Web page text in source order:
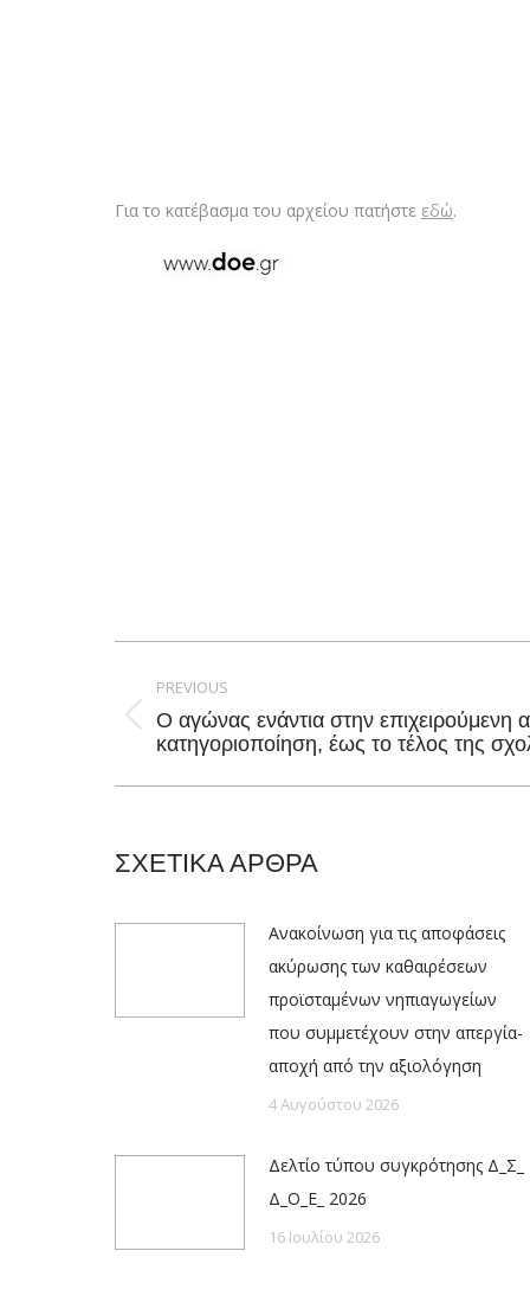
Για το κατέβασμα του αρχείου πατήστε εδώ.
navigation
PREVIOUS
Previous
Ο αγώνας ενάντια στην επιχειρούμενη
κατηγοριοποίηση, έως το τέλος της
ΣΧΕΤΙΚΑ ΑΡΘΡΑ
Ανακοίνωση για τις αποφάσεις
ακύρωσης των καθαιρέσεων
προϊσταμένων νηπιαγωγείων
που συμμετέχουν στην απεργία-
αποχή από την αξιολόγηση
4 Αυγούστου 2026
Δελτίο τύπου συγκρότησης Δ_Σ_
Δ_Ο_Ε_ 2026
16 Ιουλίου 2026